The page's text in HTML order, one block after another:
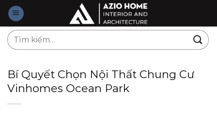
Skip
content
Tìm
kiếm:
Bí Quyết Chọn Nội Thất Chung Cư
Vinhomes Ocean Park